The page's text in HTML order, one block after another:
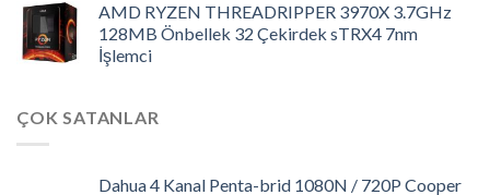
AMD RYZEN THREADRIPPER 3970X 3.7GHz
128MB Önbellek 32 Çekirdek sTRX4 7nm
İşlemci
ÇOK SATANLAR
Dahua 4 Kanal Penta-brid 1080N / 720P Cooper